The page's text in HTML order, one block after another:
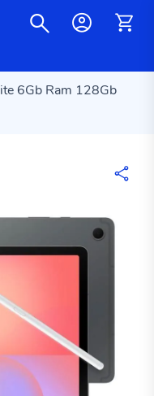
6Gb Ram 128Gb